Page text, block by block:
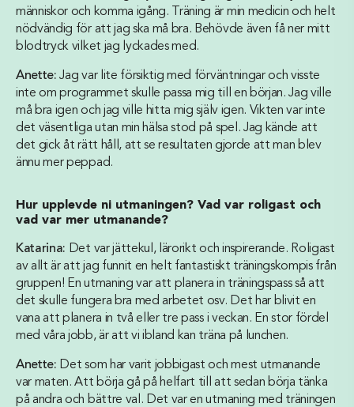
människor och komma igång. Träning är min medicin och helt
nödvändig för att jag ska må bra. Behövde även få ner mitt
blodtryck vilket jag lyckades med.
Anette: Jag var lite försiktig med förväntningar och visste
inte om programmet skulle passa mig till en början. Jag ville
må bra igen och jag ville hitta mig själv igen. Vikten var inte
det väsentliga utan min hälsa stod på spel. Jag kände att
det gick åt rätt håll, att se resultaten gjorde att man blev
ännu mer peppad.
Hur upplevde ni utmaningen? Vad var roligast och
vad var mer utmanande?
Katarina: Det var jättekul, lärorikt och inspirerande. Roligast
av allt är att jag funnit en helt fantastiskt träningskompis från
gruppen! En utmaning var att planera in träningspass så att
det skulle fungera bra med arbetet osv. Det har blivit en
vana att planera in två eller tre pass i veckan. En stor fördel
med våra jobb, är att vi ibland kan träna på lunchen.
Anette: Det som har varit jobbigast och mest utmanande
var maten. Att börja gå på helfart till att sedan börja tänka
på andra och bättre val. Det var en utmaning med träningen